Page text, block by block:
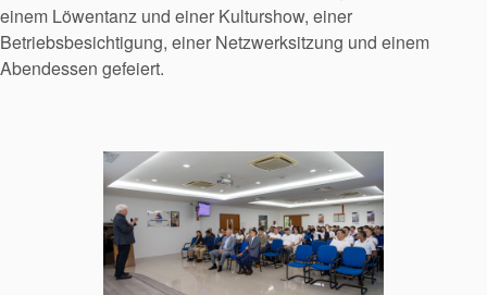
einem Löwentanz und einer Kulturshow, einer
Betriebsbesichtigung, einer Netzwerksitzung und einem
Abendessen gefeiert.